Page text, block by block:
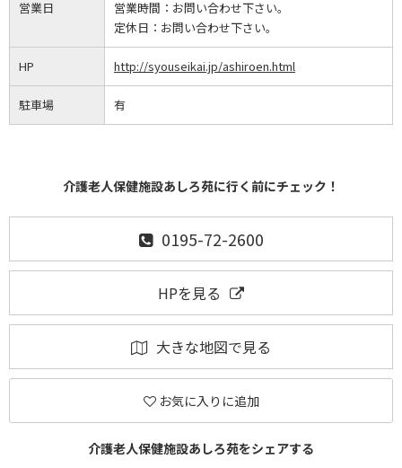
営業日 営業時間： お問い合わせ下さい。
定休日： お問い合わせ下さい。
HP http://syouseikai.jp/ashiroen.html
駐車場 有
介護老人保健施設あしろ苑に行く前にチェック！
0195-72-2600
HPを見る
大きな地図で見る
お気に入りに追加
介護老人保健施設あしろ苑をシェアする